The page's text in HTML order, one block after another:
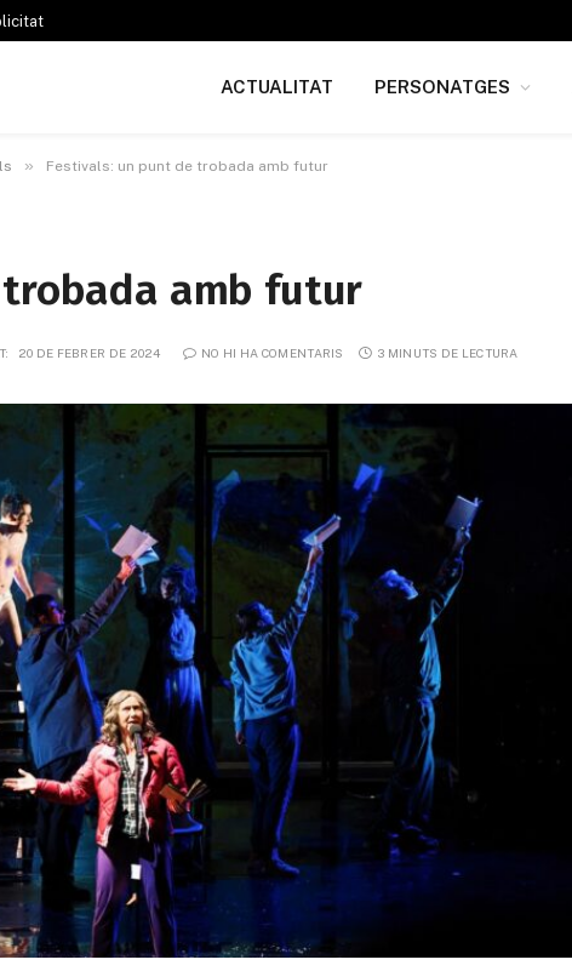
ACTUALITAT PERSONATGES
» Festivals: un punt de trobada amb futur
amb futur
20 DE FEBRER DE 2024 NO HI HA COMENTARIS 3 MINUTS DE LECTURA